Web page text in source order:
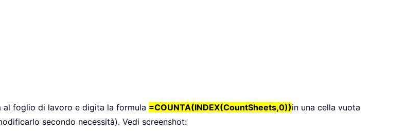
foglio di lavoro e digita la formula =COUNTA(INDEX(CountSheets,0))in una cella vuota
secondo necessità). Vedi screenshot: